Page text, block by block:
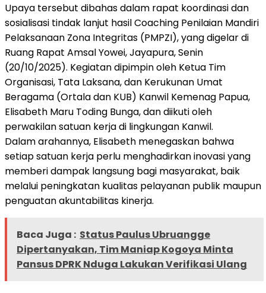
Upaya tersebut dibahas dalam rapat koordinasi dan
sosialisasi tindak lanjut hasil Coaching Penilaian Mandiri
Pelaksanaan Zona Integritas (PMPZI), yang digelar di
Ruang Rapat Amsal Yowei, Jayapura, Senin
(20/10/2025). Kegiatan dipimpin oleh Ketua Tim
Organisasi, Tata Laksana, dan Kerukunan Umat
Beragama (Ortala dan KUB) Kanwil Kemenag Papua,
Elisabeth Maru Toding Bunga, dan diikuti oleh
perwakilan satuan kerja di lingkungan Kanwil.
Dalam arahannya, Elisabeth menegaskan bahwa
setiap satuan kerja perlu menghadirkan inovasi yang
memberi dampak langsung bagi masyarakat, baik
melalui peningkatan kualitas pelayanan publik maupun
penguatan akuntabilitas kinerja.
Baca Juga : Status Paulus Ubruangge
Dipertanyakan, Tim Maniap Kogoya Minta
Pansus DPRK Nduga Lakukan Verifikasi Ulang